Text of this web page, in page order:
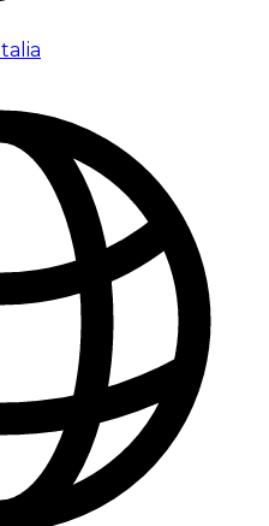
Italia